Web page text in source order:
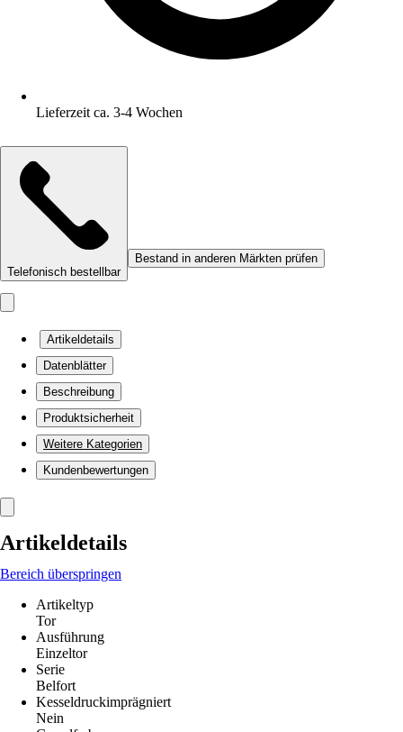
Lieferzeit ca. 3-4 Wochen
Telefonisch bestellbar
Bestand in anderen Märkten prüfen
Artikeldetails
Datenblätter
Beschreibung
Produktsicherheit
Weitere Kategorien
Kundenbewertungen
Artikeldetails
Bereich überspringen
Artikeltyp
Tor
Ausführung
Einzeltor
Serie
Belfort
Kesseldruckimprägniert
Nein